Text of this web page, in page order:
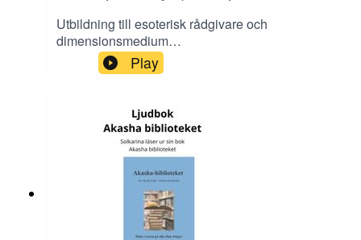
Utbildning till esoterisk rådgivare och
dimensionsmedium
https://solkarina.se/produkt/dimensionell-
kunskap/Shamansk ettårig utbildning
utbildning/Donationer skickar du till 123 007 90
61 Sinnligkunskap, TACK.Solkarina
Sinnligkunskap®
//.http://www.medireiki.sehttp://www.solkarina.seh
ttp://www.sannessens.se min digitala
kursgårdInstagram:
http://www.instagram.com/iamsolkarina.seFaceb
ook: https://www.facebook.com/profile.php?
Play